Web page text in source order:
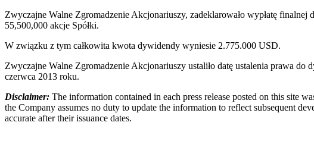
Zwyczajne Walne Zgromadzenie Akcjonariuszy, zadeklarowało wypłatę
55,500,000 akcje Spółki.
W związku z tym całkowita kwota dywidendy wyniesie 2.775.000 USD.
Zwyczajne Walne Zgromadzenie Akcjonariuszy ustaliło datę ustalenia prawa
czerwca 2013 roku.
Disclaimer: The information contained in each press release posted on this site
the Company assumes no duty to update the information to reflect subsequent
accurate after their issuance dates.